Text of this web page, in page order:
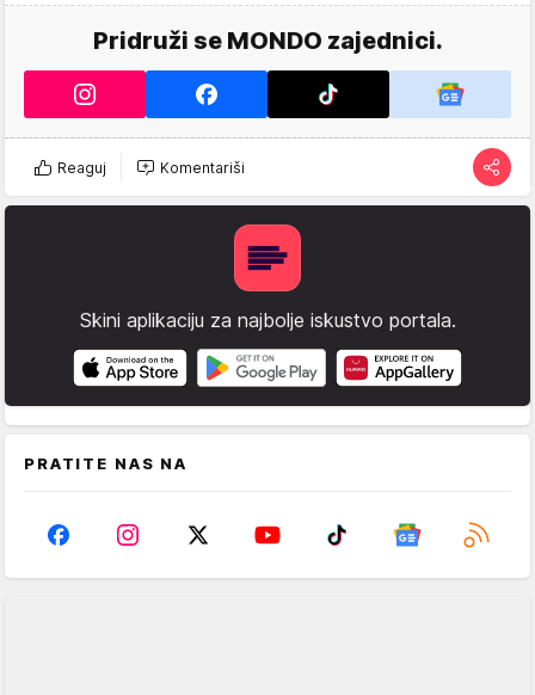
Pridruži se MONDO zajednici.
Reaguj Komentariši
Skini aplikaciju za najbolje iskustvo portala.
PRATITE NAS NA